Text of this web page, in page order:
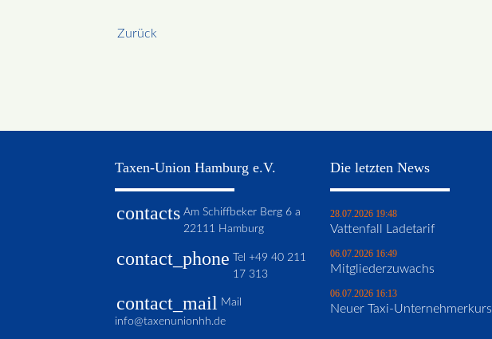
Zurück
Taxen-Union Hamburg e.V.
contacts Am Schiffbeker Berg 6 a
22111 Hamburg
contact_phone Tel +49 40 211
17 313
contact_mail Mail
info@taxenunionhh.de
Die letzten News
28.07.2026 19:48
Vattenfall Ladetarif
06.07.2026 16:49
Mitgliederzuwachs
06.07.2026 16:13
Neuer Taxi-Unternehmerkurs